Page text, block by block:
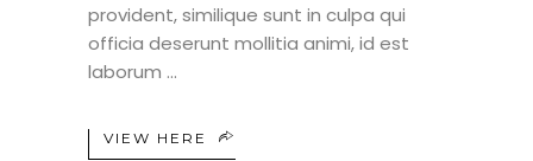
provident, similique sunt in culpa qui
officia deserunt mollitia animi, id est
laborum
VIEW HERE